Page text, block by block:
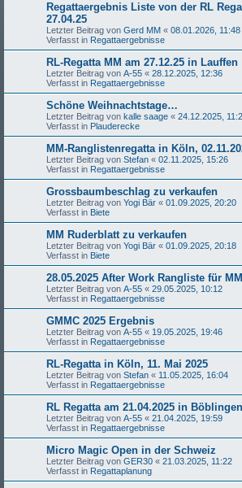
Regattaergebnis Liste von der RL
27.04.25
Letzter Beitrag von Gerd MM « 08.01.2026, 11:48
Verfasst in Regattaergebnisse
RL-Regatta MM am 27.12.25 in Lauffen
Letzter Beitrag von A-55 « 28.12.2025, 12:36
Verfasst in Regattaergebnisse
Schöne Weihnachtstage…
Letzter Beitrag von kalle saage « 24.12.2025,
Verfasst in Plauderecke
MM-Ranglistenregatta in Köln,
Letzter Beitrag von Stefan « 02.11.2025, 15:26
Verfasst in Regattaergebnisse
Grossbaumbeschlag zu verkaufen
Letzter Beitrag von Yogi Bär « 01.09.2025, 20:20
Verfasst in Biete
MM Ruderblatt zu verkaufen
Letzter Beitrag von Yogi Bär « 01.09.2025, 20:18
Verfasst in Biete
28.05.2025 After Work Rangliste für MM
Letzter Beitrag von A-55 « 29.05.2025, 10:12
Verfasst in Regattaergebnisse
GMMC 2025 Ergebnis
Letzter Beitrag von A-55 « 19.05.2025, 19:46
Verfasst in Regattaergebnisse
RL-Regatta in Köln, 11. Mai 2025
Letzter Beitrag von Stefan « 11.05.2025, 16:04
Verfasst in Regattaergebnisse
RL Regatta am 21.04.2025 in
Letzter Beitrag von A-55 « 21.04.2025, 19:59
Verfasst in Regattaergebnisse
Micro Magic Open in der Schweiz
Letzter Beitrag von GER30 « 21.03.2025, 11:22
Verfasst in Regattaplanung